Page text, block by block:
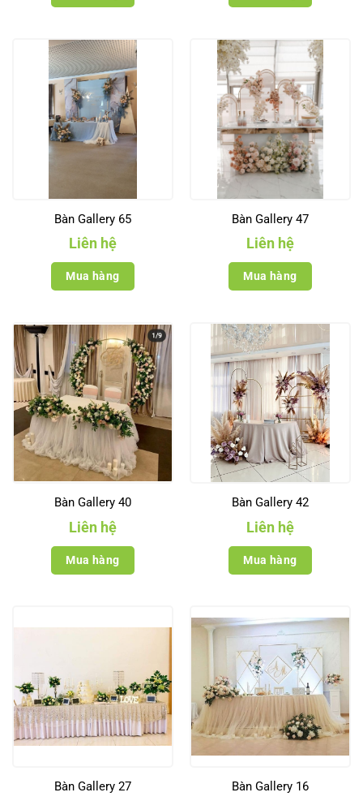
Bàn Gallery 65
Liên hệ
Mua hàng
Bàn Gallery 47
Liên hệ
Mua hàng
Bàn Gallery 40
Liên hệ
Mua hàng
Bàn Gallery 42
Liên hệ
Mua hàng
Bàn Gallery 27 Bàn Gallery 16